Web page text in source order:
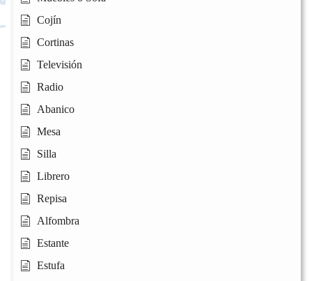
Cojín
Cortinas
Televisión
Radio
Abanico
Mesa
Silla
Librero
Repisa
Alfombra
Estante
Estufa